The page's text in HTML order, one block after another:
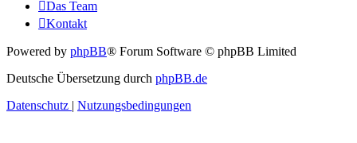
Das Team
Kontakt
Powered by phpBB® Forum Software © phpBB Limited
Deutsche Übersetzung durch phpBB.de
Datenschutz | Nutzungsbedingungen